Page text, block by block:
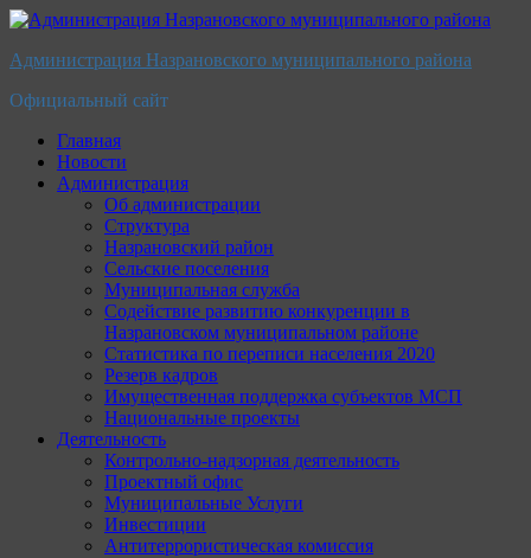
Перейти
содержимому
Администрация Назрановского муниципального района
Официальный сайт
Главная
Новости
Администрация
Об администрации
Структура
Назрановский район
Сельские поселения
Муниципальная служба
Содействие развитию конкуренции в
Назрановском муниципальном районе
Статистика по переписи населения 2020
Резерв кадров
Имущественная поддержка субъектов МСП
Национальные проекты
Деятельность
Контрольно-надзорная деятельность
Проектный офис
Муниципальные Услуги
Инвестиции
Антитеррористическая комиссия